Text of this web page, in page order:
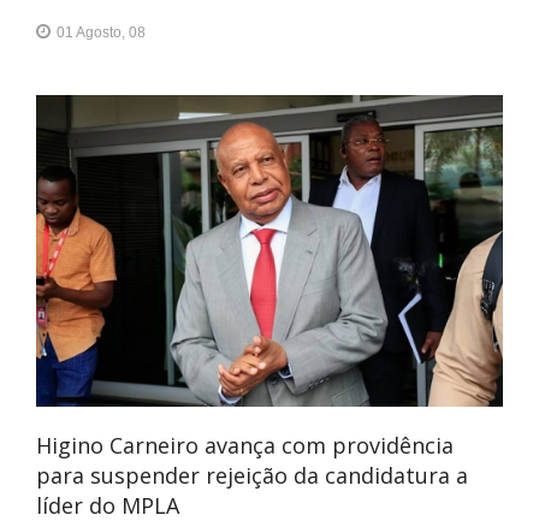
01 Agosto, 08
Higino Carneiro avança com providência
para suspender rejeição da candidatura a
líder do MPLA